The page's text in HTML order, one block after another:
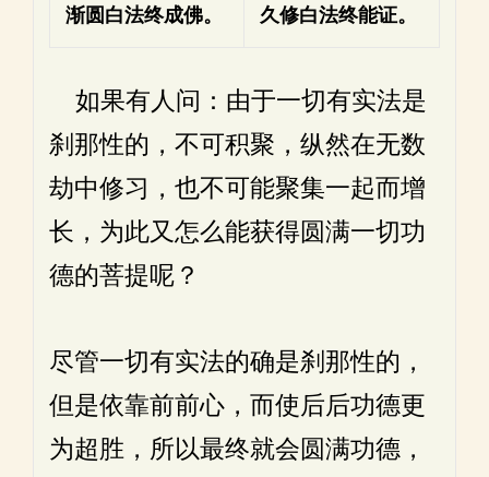
渐圆白法终成佛。
久修白法终能证。
如果有人问：由于一切有实法是
刹那性的，不可积聚，纵然在无数
劫中修习，也不可能聚集一起而增
长，为此又怎么能获得圆满一切功
德的菩提呢？
尽管一切有实法的确是刹那性的，
但是依靠前前心，而使后后功德更
为超胜，所以最终就会圆满功德，